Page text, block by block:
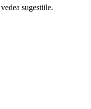
sugestiile.